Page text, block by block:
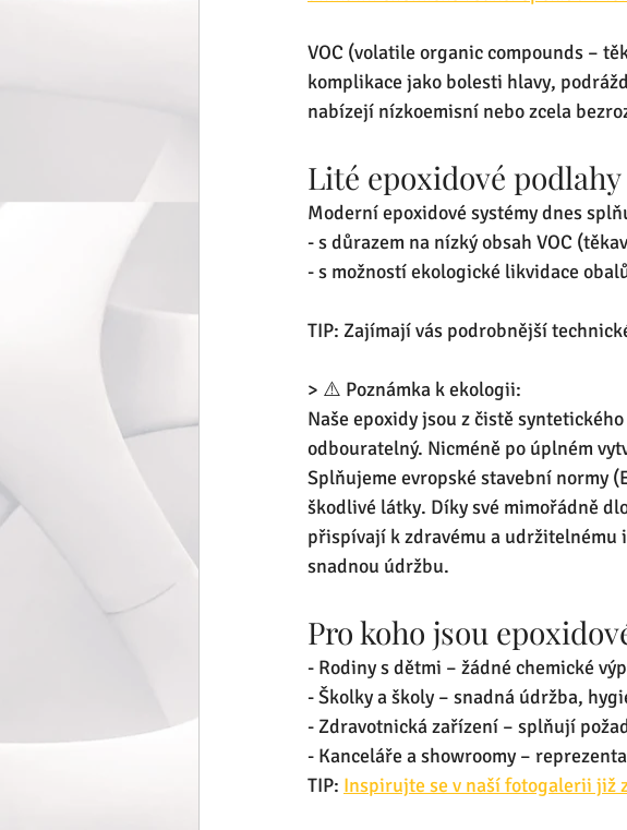
VOC (volatile organic compounds –
komplikace jako bolesti hlavy,
nabízejí nízkoemisní nebo zcela
Lité epoxidové
Moderní epoxidové systémy dnes
- s důrazem na nízký obsah VOC
- s možností ekologické likvidace
TIP: Zajímají vás podrobnější
> ⚠️ Poznámka k ekologii:
Naše epoxidy jsou z čistě
odbouratelný. Nicméně po úplném
Splňujeme evropské stavební normy
škodlivé látky. Díky své mimořádně
přispívají k zdravému a udržitelnému
snadnou údržbu.
Pro koho jsou
- Rodiny s dětmi – žádné chemické
- Školky a školy – snadná údržba,
- Zdravotnická zařízení – splňují
- Kanceláře a showroomy –
TIP: Inspirujte se v naší fotogalerii již